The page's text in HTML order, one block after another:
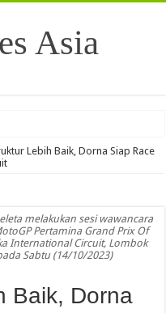
LPG Pertama di Dunia
dan PNJ Kunjungi SKK
Peroleh Opini WTP
Jadi Kunci Percepatan PLTS
Lebih Baik, Dorna Siap Race
melakukan sesi wawancara
Pertamina Grand Prix Of
International Circuit, Lombok
Sabtu (14/10/2023)
Baik, Dorna